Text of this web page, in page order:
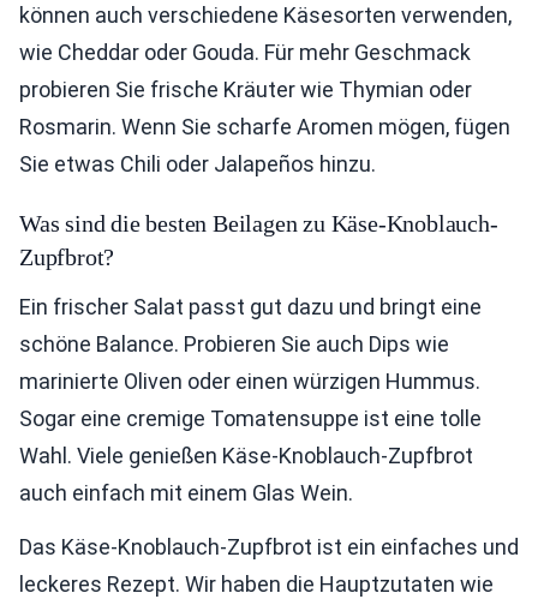
können auch verschiedene Käsesorten verwenden,
wie Cheddar oder Gouda. Für mehr Geschmack
probieren Sie frische Kräuter wie Thymian oder
Rosmarin. Wenn Sie scharfe Aromen mögen, fügen
Sie etwas Chili oder Jalapeños hinzu.
Was sind die besten Beilagen zu Käse-Knoblauch-
Zupfbrot?
Ein frischer Salat passt gut dazu und bringt eine
schöne Balance. Probieren Sie auch Dips wie
marinierte Oliven oder einen würzigen Hummus.
Sogar eine cremige Tomatensuppe ist eine tolle
Wahl. Viele genießen Käse-Knoblauch-Zupfbrot
auch einfach mit einem Glas Wein.
Das Käse-Knoblauch-Zupfbrot ist ein einfaches und
leckeres Rezept. Wir haben die Hauptzutaten wie